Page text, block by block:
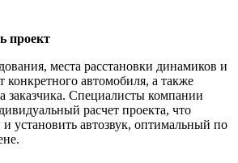
проект
места расстановки динамиков и
конкретного автомобиля, а также
заказчика. Специалисты компании
расчет проекта, что
и установить автозвук, оптимальный по